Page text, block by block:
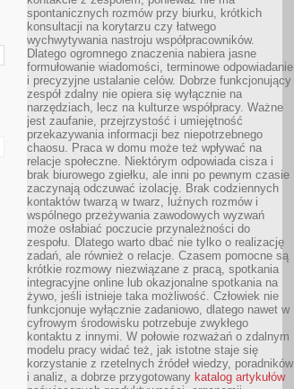
spontanicznych rozmów przy biurku, krótkich
konsultacji na korytarzu czy łatwego
wychwytywania nastroju współpracowników.
Dlatego ogromnego znaczenia nabiera jasne
formułowanie wiadomości, terminowe odpowiadanie
i precyzyjne ustalanie celów. Dobrze funkcjonujący
zespół zdalny nie opiera się wyłącznie na
narzędziach, lecz na kulturze współpracy. Ważne
jest zaufanie, przejrzystość i umiejętność
przekazywania informacji bez niepotrzebnego
chaosu. Praca w domu może też wpływać na
relacje społeczne. Niektórym odpowiada cisza i
brak biurowego zgiełku, ale inni po pewnym czasie
zaczynają odczuwać izolację. Brak codziennych
kontaktów twarzą w twarz, luźnych rozmów i
wspólnego przeżywania zawodowych wyzwań
może osłabiać poczucie przynależności do
zespołu. Dlatego warto dbać nie tylko o realizację
zadań, ale również o relacje. Czasem pomocne są
krótkie rozmowy niezwiązane z pracą, spotkania
integracyjne online lub okazjonalne spotkania na
żywo, jeśli istnieje taka możliwość. Człowiek nie
funkcjonuje wyłącznie zadaniowo, dlatego nawet w
cyfrowym środowisku potrzebuje zwykłego
kontaktu z innymi. W połowie rozważań o zdalnym
modelu pracy widać też, jak istotne staje się
korzystanie z rzetelnych źródeł wiedzy, poradników
i analiz, a dobrze przygotowany katalog artykułów